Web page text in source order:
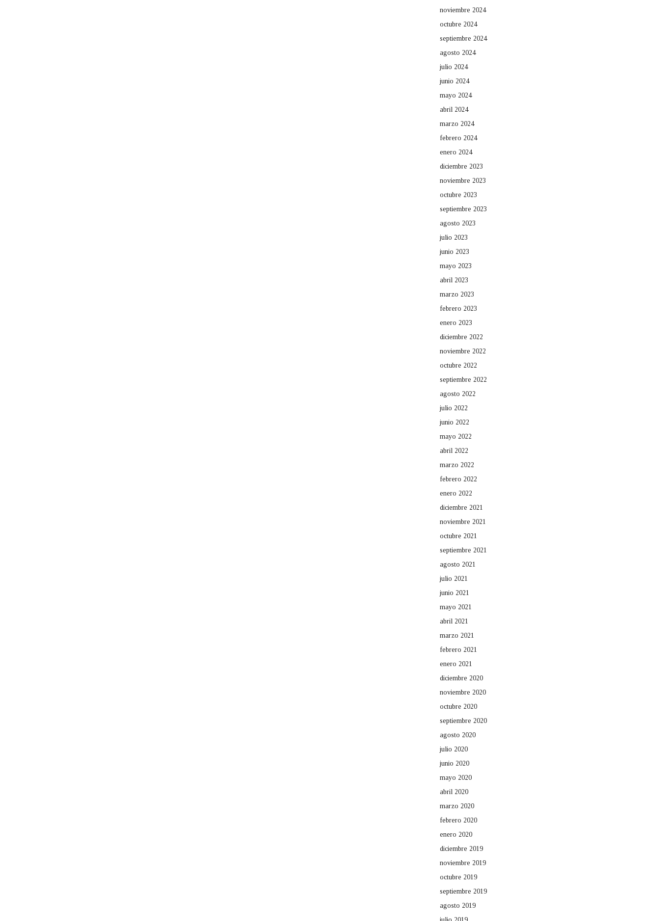
noviembre 2024
octubre 2024
septiembre 2024
agosto 2024
julio 2024
junio 2024
mayo 2024
abril 2024
marzo 2024
febrero 2024
enero 2024
diciembre 2023
noviembre 2023
octubre 2023
septiembre 2023
agosto 2023
julio 2023
junio 2023
mayo 2023
abril 2023
marzo 2023
febrero 2023
enero 2023
diciembre 2022
noviembre 2022
octubre 2022
septiembre 2022
agosto 2022
julio 2022
junio 2022
mayo 2022
abril 2022
marzo 2022
febrero 2022
enero 2022
diciembre 2021
noviembre 2021
octubre 2021
septiembre 2021
agosto 2021
julio 2021
junio 2021
mayo 2021
abril 2021
marzo 2021
febrero 2021
enero 2021
diciembre 2020
noviembre 2020
octubre 2020
septiembre 2020
agosto 2020
julio 2020
junio 2020
mayo 2020
abril 2020
marzo 2020
febrero 2020
enero 2020
diciembre 2019
noviembre 2019
octubre 2019
septiembre 2019
agosto 2019